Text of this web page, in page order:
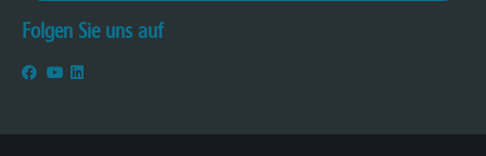
Folgen Sie uns auf